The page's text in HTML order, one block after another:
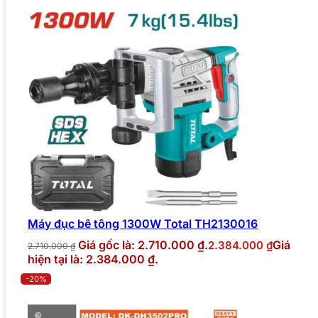
Máy đục bê tông 1300W Total TH2130016
2.710.000₫ Giá gốc là: 2.710.000 ₫.2.384.000 ₫Giá
hiện tại là: 2.384.000 ₫.
-20%